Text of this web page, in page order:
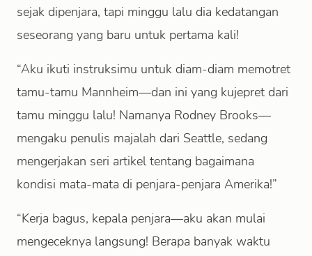
sejak dipenjara, tapi minggu lalu dia kedatangan
seseorang yang baru untuk pertama kali!
“Aku ikuti instruksimu untuk diam-diam memotret
tamu-tamu Mannheim—dan ini yang kujepret dari
tamu minggu lalu! Namanya Rodney Brooks—
mengaku penulis majalah dari Seattle, sedang
mengerjakan seri artikel tentang bagaimana
kondisi mata-mata di penjara-penjara Amerika!”
“Kerja bagus, kepala penjara—aku akan mulai
mengeceknya langsung! Berapa banyak waktu